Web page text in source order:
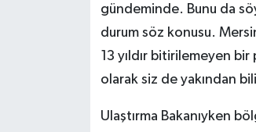
gündeminde. Bunu da
durum söz konusu.
13 yıldır bitirilemeyen bir
olarak siz de yakından
Ulaştırma Bakanıyken